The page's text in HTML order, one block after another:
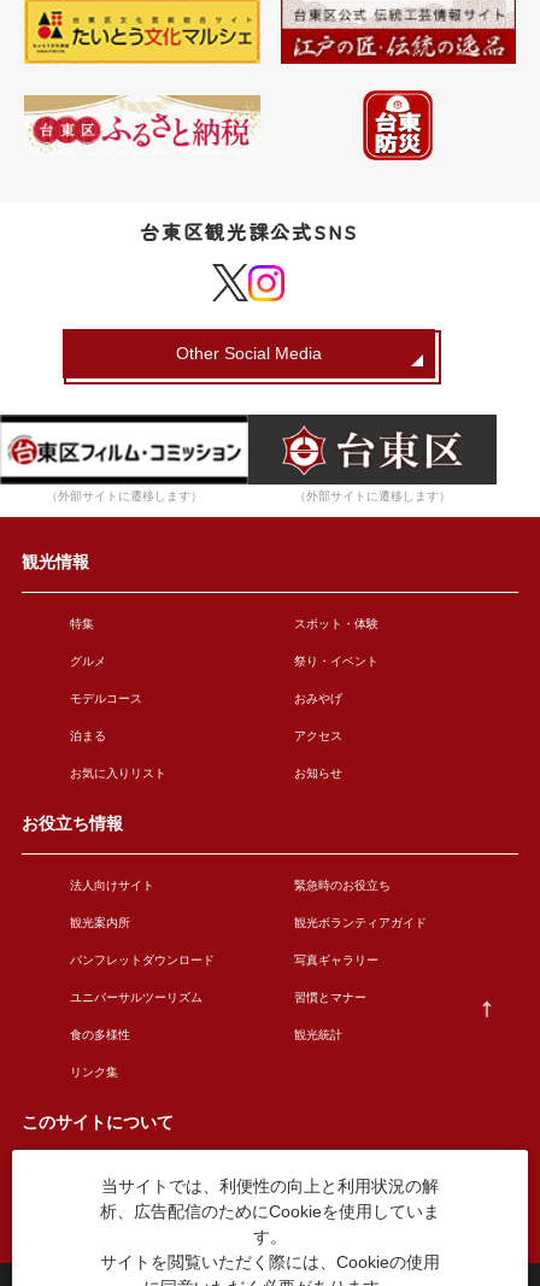
台東区観光課公式SNS
Other Social Media
（外部サイトに遷移します） （外部サイトに遷移します）
観光情報
特集 スポット・体験
グルメ 祭り・イベント
モデルコース おみやげ
泊まる アクセス
お気に入りリスト お知らせ
お役立ち情報
法人向けサイト 緊急時のお役立ち
観光案内所 観光ボランティアガイド
パンフレットダウンロード 写真ギャラリー
ユニバーサルツーリズム 習慣とマナー
食の多様性 観光統計
リンク集
このサイトについて
このサイトについて 広告掲載について
お問い合わせ
当サイトでは、利便性の向上と利用状況の解
析、広告配信のためにCookieを使用していま
す。
サイトを閲覧いただく際には、Cookieの使用